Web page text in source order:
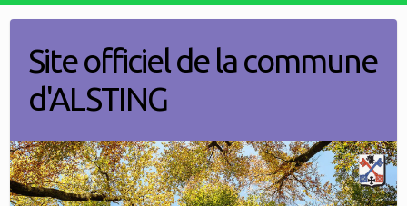
contentSite officiel de la commune
d'ALSTING